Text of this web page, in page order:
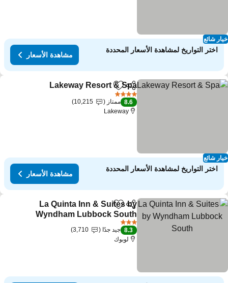
شائع
اختر التواريخ لمشاهدة الأسعار المحددة
مشاهدة الأسعار
شائع
مشاركةAdd to favorites
Lakeway Resort & Spa
8.6 ممتاز
10,215
Lakeway
اختر التواريخ لمشاهدة الأسعار المحددة
مشاهدة الأسعار
مشاركةAdd to favorites
La Quinta Inn & Suites by
Wyndham Lubbock South
مشاهدة الأسعار
8.3 جيد جدًا
3,710
لوبوك